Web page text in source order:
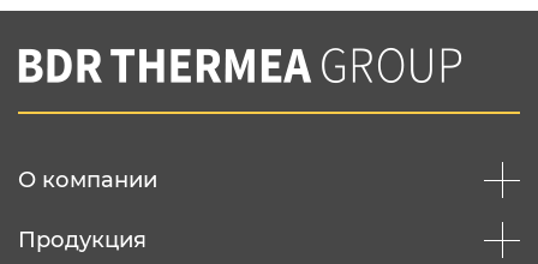
Вы соглашаетесь с нашей политикой
конфеденциальности
О компании
Продукция